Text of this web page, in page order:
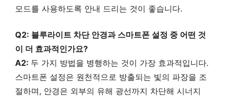
모드를 사용하도록 안내 드리는 것이 좋습니다.
Q2: 블루라이트 차단 안경과 스마트폰 설정 중 어떤 것
이 더 효과적인가요?
A2: 두 가지 방법을 병행하는 것이 가장 효과적입니다.
스마트폰 설정은 원천적으로 방출되는 빛의 파장을 조
절하며, 안경은 외부의 유해 광선까지 차단해 시너지